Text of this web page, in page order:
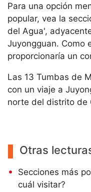
Para una opción
popular, vea la
del Agua',
Juyongguan. Como
proporcionaría un
Las 13 Tumbas de
con un viaje a
norte del distrito de
Otras
Secciones más
cuál visitar?